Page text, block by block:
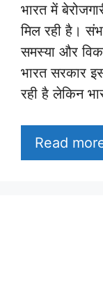
भारत में
मिल रही है।
समस्या और
भारत सरकार
रही है लेकिन
Read